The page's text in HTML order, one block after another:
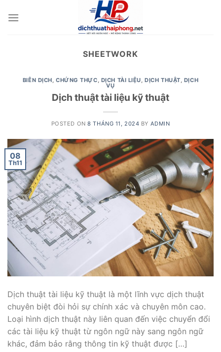
SHEETWORK
BIÊN DỊCH,CHỨNG THỰC, DỊCH TÀI LIỆU,DỊCH THUẬT, DỊCH
VỤ
Dịch thuật tài liệu kỹ thuật
POSTED ON8 THÁNG 11, 2024 BY ADMIN
08
Th11
Dịch thuật tài liệu kỹ thuật là một lĩnh vực dịch thuật
chuyên biệt đòi hỏi sự chính xác và chuyên môn cao.
Loại hình dịch thuật này liên quan đến việc chuyển đổi
các tài liệu kỹ thuật từ ngôn ngữ này sang ngôn ngữ
khác, đảm bảo rằng thông tin kỹ thuật được […]